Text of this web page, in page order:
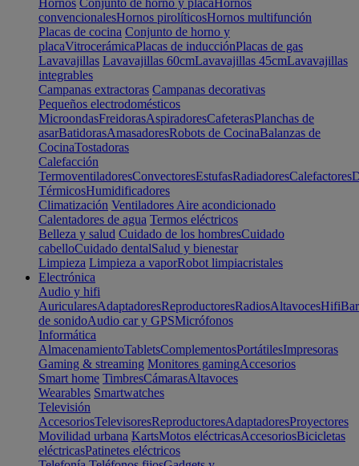
Hornos Conjunto de horno y placaHornos
convencionalesHornos pirolíticosHornos multifunción
Placas de cocina Conjunto de horno y
placaVitrocerámicaPlacas de inducciónPlacas de gas
Lavavajillas Lavavajillas 60cmLavavajillas 45cmLavavajillas
integrables
Campanas extractoras Campanas decorativas
Pequeños electrodomésticos
MicroondasFreidorasAspiradoresCafeterasPlanchas de
asarBatidorasAmasadoresRobots de CocinaBalanzas de
CocinaTostadoras
Calefacción
TermoventiladoresConvectoresEstufasRadiadoresCalefactores
TérmicosHumidificadores
Climatización Ventiladores Aire acondicionado
Calentadores de agua Termos eléctricos
Belleza y salud Cuidado de los hombresCuidado
cabelloCuidado dentalSalud y bienestar
Limpieza Limpieza a vaporRobot limpiacristales
Electrónica
Audio y hifi
AuricularesAdaptadoresReproductoresRadiosAltavocesHifi
de sonidoAudio car y GPSMicrófonos
Informática
AlmacenamientoTabletsComplementosPortátilesImpresoras
Gaming & streaming Monitores gamingAccesorios
Smart home TimbresCámarasAltavoces
Wearables Smartwatches
Televisión
AccesoriosTelevisoresReproductoresAdaptadoresProyectores
Movilidad urbana KartsMotos eléctricasAccesoriosBicicletas
eléctricasPatinetes eléctricos